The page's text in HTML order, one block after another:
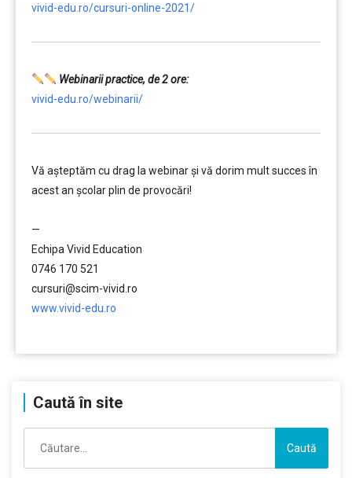
vivid-edu.ro/cursuri-online-2021/
Webinarii practice, de 2 ore:
vivid-edu.ro/webinarii/
Vă aşteptăm cu drag la webinar şi vă dorim mult succes în
acest an şcolar plin de provocări!
—
Echipa Vivid Education
0746 170 521
cursuri@scim-vivid.ro
www.vivid-edu.ro
Caută în site
după: